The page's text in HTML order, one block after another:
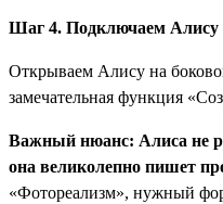
Шаг 4. Подключаем Алису
Открываем Алису на
замечательная функция
Важный нюанс: Алиса не
она великолепно пишет
«Фотореализм», нужный